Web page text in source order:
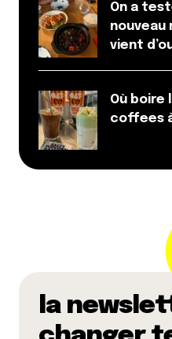
On a
nouveau
vient
Où boire
coffees
la